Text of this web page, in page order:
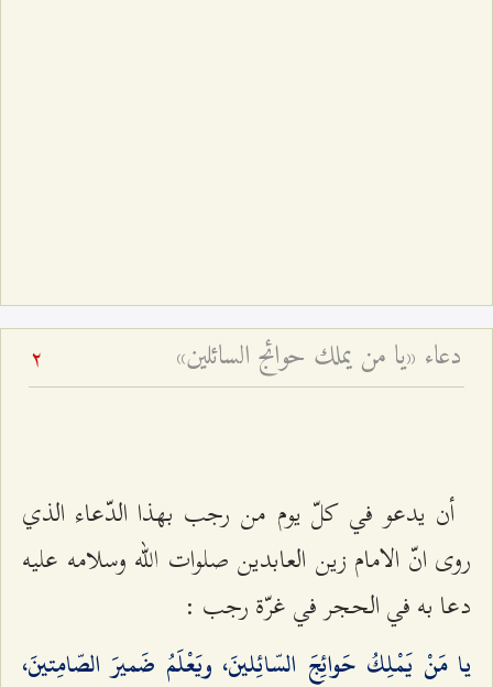
دعاء «يا من يملك حوائج السائلين» 2
أن يدعو في كلّ يوم من رجب بهذا الدّعاء الذي
روى انّ الامام زين العابدين صلوات الله وسلامه عليه
دعا به في الحجر في غرّة رجب :
يا مَنْ يَمْلِكُ حَوائِجَ السّائِلينَ، ويَعْلَمُ ضَميرَ الصّامِتينَ،